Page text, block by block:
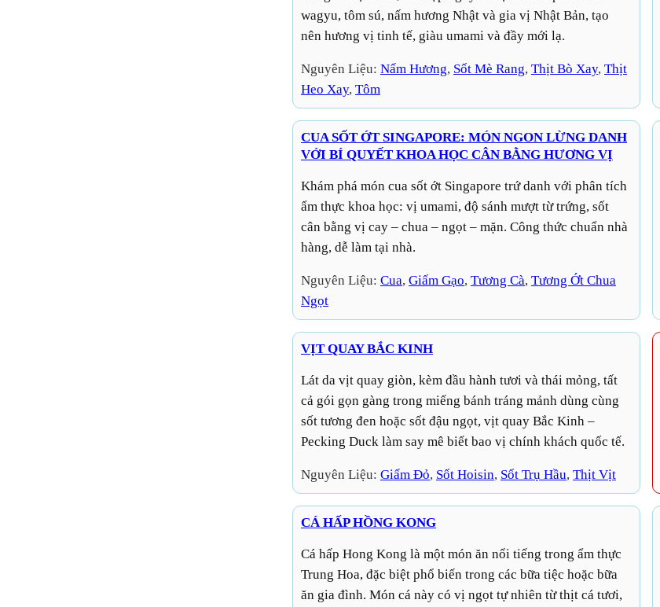
wagyu, tôm sú, nấm hương Nhật và gia vị Nhật Bản, tạo
nên hương vị tinh tế, giàu umami và đầy mới lạ.
Nguyên Liệu: Nấm Hương, Sốt Mè Rang, Thịt Bò Xay, Thịt
Heo Xay, Tôm
CUA SỐT ỚT SINGAPORE: MÓN NGON LỪNG DANH
VỚI BÍ QUYẾT KHOA HỌC CÂN BẰNG HƯƠNG VỊ
Khám phá món cua sốt ớt Singapore trứ danh với phân tích
ẩm thực khoa học: vị umami, độ sánh mượt từ trứng, sốt
cân bằng vị cay – chua – ngọt – mặn. Công thức chuẩn nhà
hàng, dễ làm tại nhà.
Nguyên Liệu: Cua, Giấm Gạo, Tương Cà, Tương Ớt Chua
Ngọt
VỊT QUAY BẮC KINH
Lát da vịt quay giòn, kèm đầu hành tươi và thái mỏng, tất
cả gói gọn gàng trong miếng bánh tráng mảnh dùng cùng
sốt tương đen hoặc sốt đậu ngọt, vịt quay Bắc Kinh –
Pecking Duck làm say mê biết bao vị chính khách quốc tế.
Nguyên Liệu: Giấm Đỏ, Sốt Hoisin, Sốt Trụ Hầu, Thịt Vịt
CÁ HẤP HỒNG KONG
Cá hấp Hong Kong là một món ăn nổi tiếng trong ẩm thực
Trung Hoa, đặc biệt phổ biến trong các bữa tiệc hoặc bữa
ăn gia đình. Món cá này có vị ngọt tự nhiên từ thịt cá tươi,